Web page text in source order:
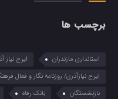
برچسب ها
استانداری مازندران ایرج نیاز
ایرج نیازآذری/ روزنامه نگار و فعال
بازنشستگان
بانک رفاه